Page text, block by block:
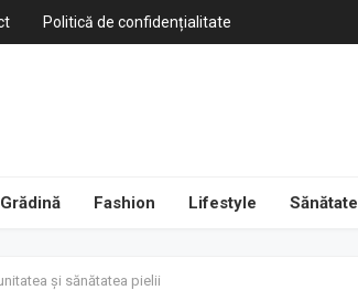
Politică de confidențialitate
Fashion Lifestyle Sănătate
și sănătatea pielii